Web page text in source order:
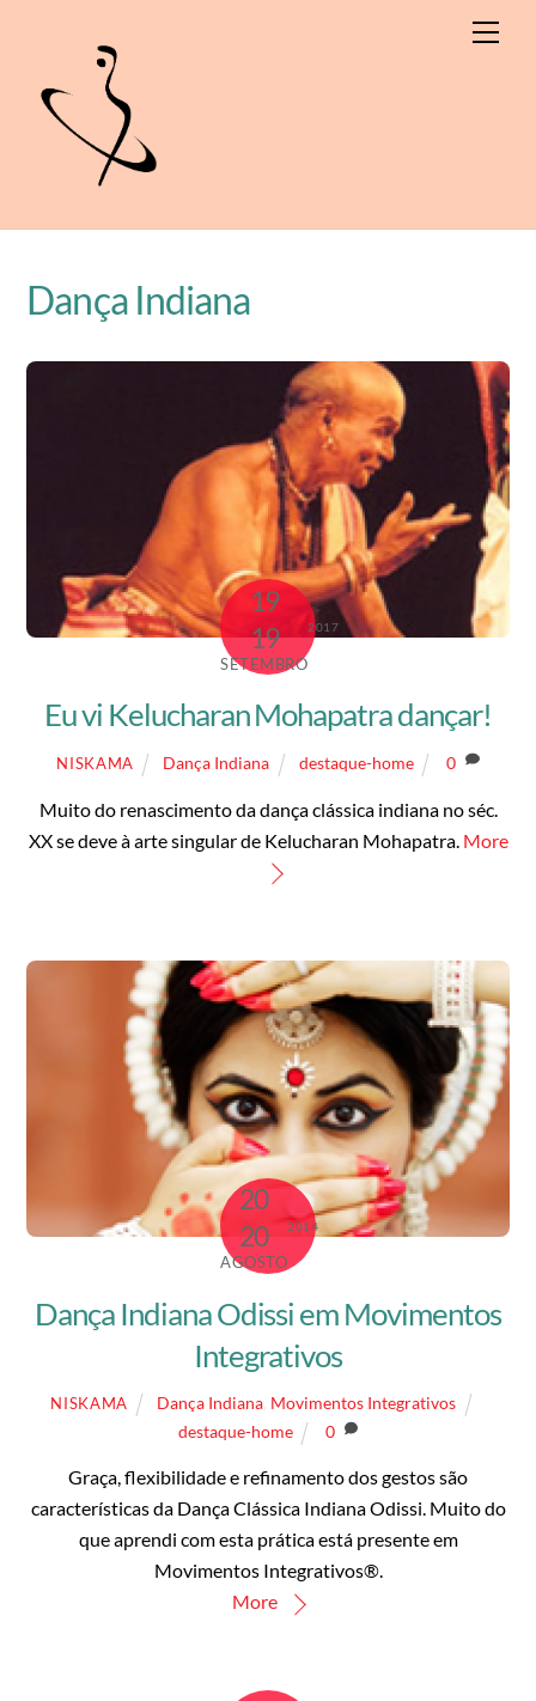
Dança Indiana
19
19
SETEMBRO
2017
Eu vi Kelucharan Mohapatra dançar!
NISKAMA Dança Indiana destaque-home 0
Muito do renascimento da dança clássica indiana no séc.
XX se deve à arte singular de Kelucharan Mohapatra. More
20
20
AGOSTO
2014
Dança Indiana Odissi em Movimentos
Integrativos
NISKAMA Dança Indiana Movimentos Integrativos
destaque-home
0
Graça, flexibilidade e refinamento dos gestos são
características da Dança Clássica Indiana Odissi. Muito do
que aprendi com esta prática está presente em
Movimentos Integrativos®.
More